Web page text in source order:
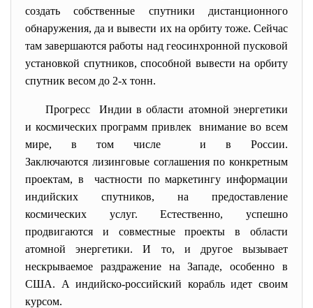
создать собственные спутники дистанционного
обнаружения, да и вывести их на орбиту тоже. Сейчас
там завершаются работы над геосинхронной пусковой
установкой спутников, способной вывести на орбиту
спутник весом до 2-х тонн.
Прогресс Индии в области атомнойэнергетики
и космических программ привлек внимание во всем
мире, в том числе и в России.
Заключаются лизинговые соглашения по конкретным
проектам, в частности по маркетингу информации
индийских спутников, на предоставление
космических услуг. Естественно, успешно
продвигаются и совместные проекты в области
атомной энергетики. И то, и другое вызывает
нескрываемое раздражение на Западе, особенно в
США. А индийско-российский корабль идет своим
курсом.